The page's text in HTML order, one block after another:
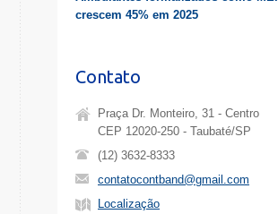
crescem 45% em 2025
Contato
Praça Dr. Monteiro, 31 - Centro
CEP 12020-250 - Taubaté/SP
(12) 3632-8333
contatocontband@gmail.com
Localização